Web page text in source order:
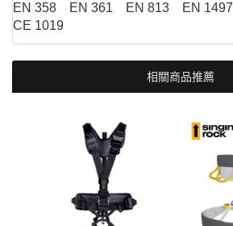
EN 358 EN 361 EN 813 EN 1497​
CE 1019
相關商品推薦